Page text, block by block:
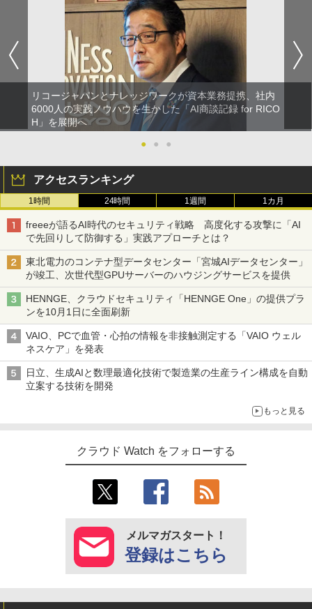
リコージャパンとナレッジワークが資本業務提携、社内
6000人の実践ノウハウを生かした「AI商談記録 for RICO
H」を展開へ
●
● ●
アクセスランキング
1時間 24時間 1週間 1カ月
freeeが語るAI時代のセキュリティ戦略 高度化する攻撃に「AI
で先回りして防御する」実践アプローチとは？
東北電力のコンテナ型データセンター「宮城AIデータセンター」
が竣工、次世代型GPUサーバーのハウジングサービスを提供
HENNGE、クラウドセキュリティ「HENNGE One」の提供プラ
ンを10月1日に全面刷新
VAIO、PCで血管・心拍の情報を非接触測定する「VAIO ウェル
ネスケア」を発表
日立、生成AIと数理最適化技術で製造業の生産ライン構成を自動
立案する技術を開発
もっと見る
クラウド Watch をフォローする
メルマガスタート！
登録はこちら